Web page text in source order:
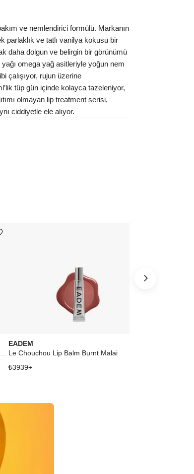
ve nemlendirici formülü. Markanın
parlaklık ve tatlı vanilya kokusu bir
daha dolgun ve belirgin bir görünümü
omega yağ asitleriyle yoğun nem
çalışıyor, rujun üzerine
tüp gün içinde kolayca tazeleniyor,
olmayan lip treatment serisi,
ciddiyetle ele alıyor.
listesine ekle veya listeden çıkar
EADEM
Le Chouchou Lip Balm Burnt Malai
₺3939+